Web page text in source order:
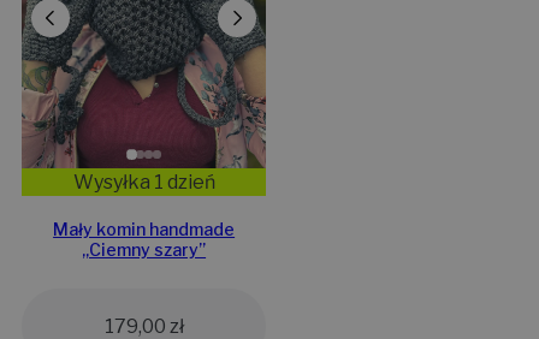
Wysyłka 1 dzień
Mały komin handmade
„Ciemny szary”
179,00 zł